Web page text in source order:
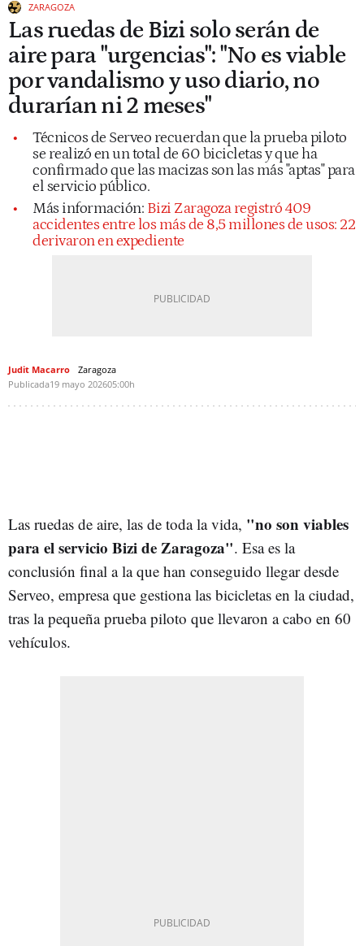
ZARAGOZA
Las ruedas de Bizi solo serán de
aire para "urgencias": "No es viable
por vandalismo y uso diario, no
durarían ni 2 meses"
Técnicos de Serveo recuerdan que la prueba piloto
se realizó en un total de 60 bicicletas y que ha
confirmado que las macizas son las más "aptas" para
el servicio público.
Más información: Bizi Zaragoza registró 409
accidentes entre los más de 8,5 millones de usos: 22
derivaron en expediente
Judit Macarro
Zaragoza
Publicada19 mayo 202605:00h
Las ruedas de aire, las de toda la vida, "no son viables
para el servicio Bizi de Zaragoza". Esa es la
conclusión final a la que han conseguido llegar desde
Serveo, empresa que gestiona las bicicletas en la ciudad,
tras la pequeña prueba piloto que llevaron a cabo en 60
vehículos.